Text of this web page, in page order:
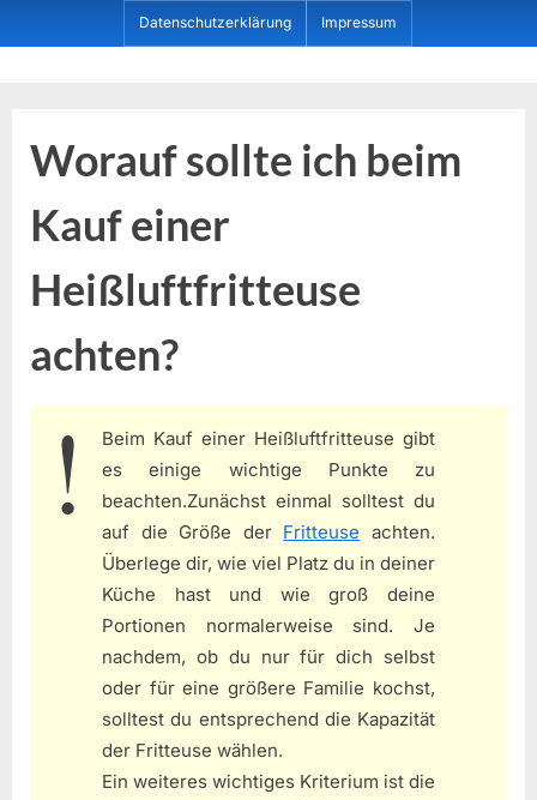
to
Datenschutzerklärung Impressum
Worauf sollte ich beim
Kauf einer
Heißluftfritteuse
achten?
Beim Kauf einer Heißluftfritteuse gibt
es einige wichtige Punkte zu
beachten.Zunächst einmal solltest du
auf die Größe der Fritteuse achten.
Überlege dir, wie viel Platz du in deiner
Küche hast und wie groß deine
Portionen normalerweise sind. Je
nachdem, ob du nur für dich selbst
oder für eine größere Familie kochst,
solltest du entsprechend die Kapazität
der Fritteuse wählen.
Ein weiteres wichtiges Kriterium ist die